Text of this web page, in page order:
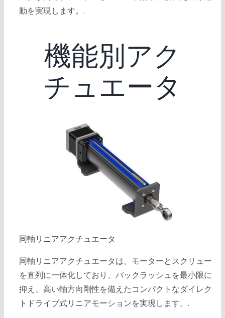
動を実現します。.
機能別アク
チュエータ
同軸リニアアクチュエータ
同軸リニアアクチュエータは、モーターとスクリュー
を直列に一体化しており、バックラッシュを最小限に
抑え、高い軸方向剛性を備えたコンパクトなダイレク
トドライブ式リニアモーションを実現します。.